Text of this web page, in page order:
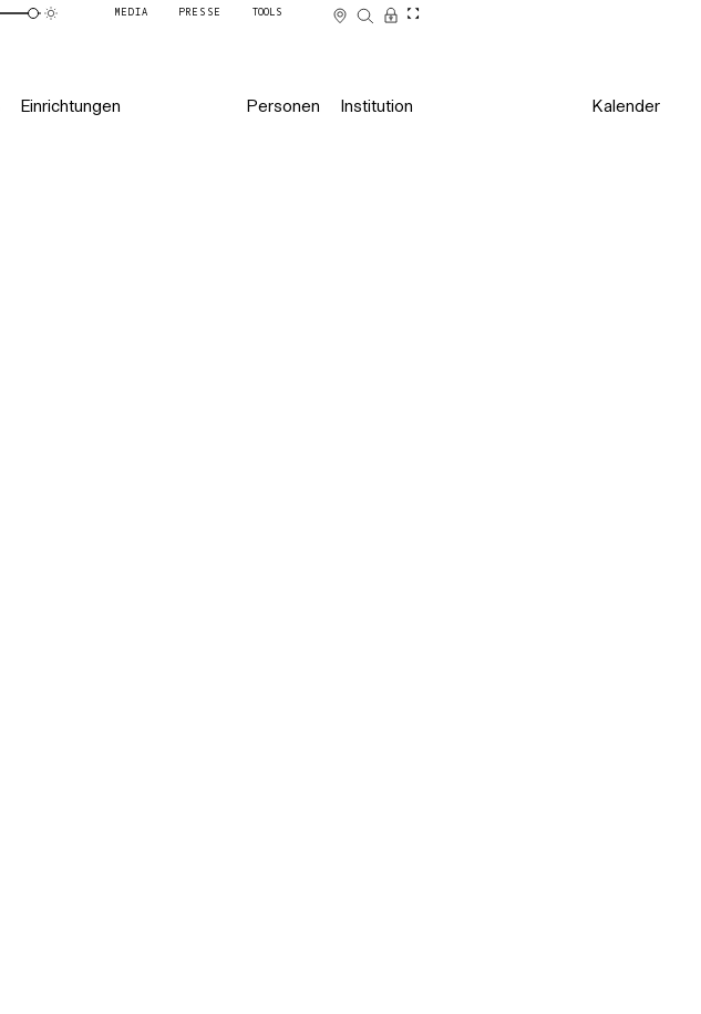
MEDIA PRESSE TOOLS
Einrichtungen Personen Institution Kalender